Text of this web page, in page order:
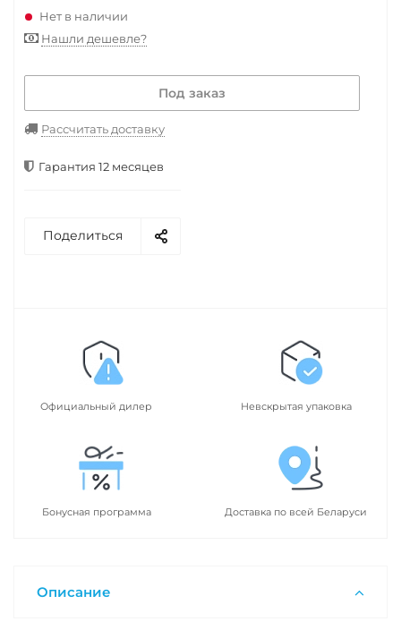
Нет в наличии
Нашли дешевле?
Под заказ
Рассчитать доставку
Гарантия 12 месяцев
Поделиться
Официальный дилер Невскрытая упаковка
Бонусная программа Доставка по всей Беларуси
Описание